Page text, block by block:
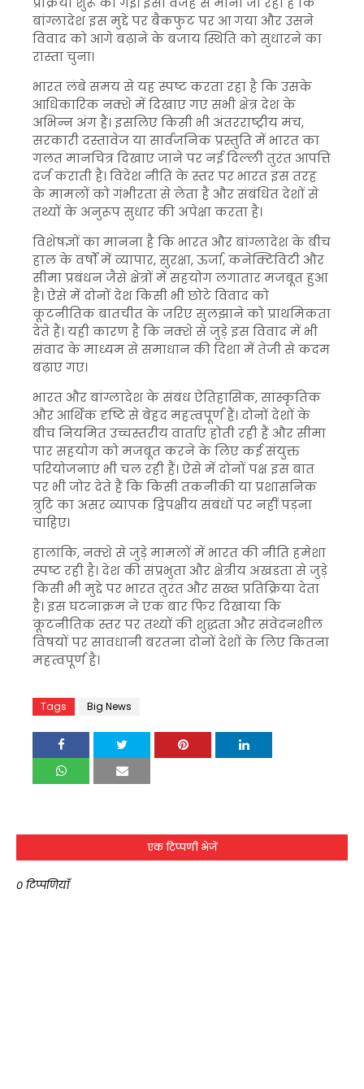
बांग्लादेश इस मुद्दे पर बैकफुट पर आ गया और उसने
विवाद को आगे बढ़ाने के बजाय स्थिति को सुधारने का
रास्ता चुना।
भारत लंबे समय से यह स्पष्ट करता रहा है कि उसके
आधिकारिक नक्शे में दिखाए गए सभी क्षेत्र देश के
अभिन्न अंग हैं। इसलिए किसी भी अंतरराष्ट्रीय मंच,
सरकारी दस्तावेज या सार्वजनिक प्रस्तुति में भारत का
गलत मानचित्र दिखाए जाने पर नई दिल्ली तुरंत आपत्ति
दर्ज कराती है। विदेश नीति के स्तर पर भारत इस तरह
के मामलों को गंभीरता से लेता है और संबंधित देशों से
तथ्यों के अनुरूप सुधार की अपेक्षा करता है।
विशेषज्ञों का मानना है कि भारत और बांग्लादेश के बीच
हाल के वर्षों में व्यापार, सुरक्षा, ऊर्जा, कनेक्टिविटी और
सीमा प्रबंधन जैसे क्षेत्रों में सहयोग लगातार मजबूत हुआ
है। ऐसे में दोनों देश किसी भी छोटे विवाद को
कूटनीतिक बातचीत के जरिए सुलझाने को प्राथमिकता
देते हैं। यही कारण है कि नक्शे से जुड़े इस विवाद में भी
संवाद के माध्यम से समाधान की दिशा में तेजी से कदम
बढ़ाए गए।
भारत और बांग्लादेश के संबंध ऐतिहासिक, सांस्कृतिक
और आर्थिक दृष्टि से बेहद महत्वपूर्ण हैं। दोनों देशों के
बीच नियमित उच्चस्तरीय वार्ताएं होती रही हैं और सीमा
पार सहयोग को मजबूत करने के लिए कई संयुक्त
परियोजनाएं भी चल रही हैं। ऐसे में दोनों पक्ष इस बात
पर भी जोर देते हैं कि किसी तकनीकी या प्रशासनिक
त्रुटि का असर व्यापक द्विपक्षीय संबंधों पर नहीं पड़ना
चाहिए।
हालांकि, नक्शे से जुड़े मामलों में भारत की नीति हमेशा
स्पष्ट रही है। देश की संप्रभुता और क्षेत्रीय अखंडता से जुड़े
किसी भी मुद्दे पर भारत तुरंत और सख्त प्रतिक्रिया देता
है। इस घटनाक्रम ने एक बार फिर दिखाया कि
कूटनीतिक स्तर पर तथ्यों की शुद्धता और संवेदनशील
विषयों पर सावधानी बरतना दोनों देशों के लिए कितना
महत्वपूर्ण है।
Tags Big News
एक टिप्पणी भेजें
0 टिप्पणियाँ